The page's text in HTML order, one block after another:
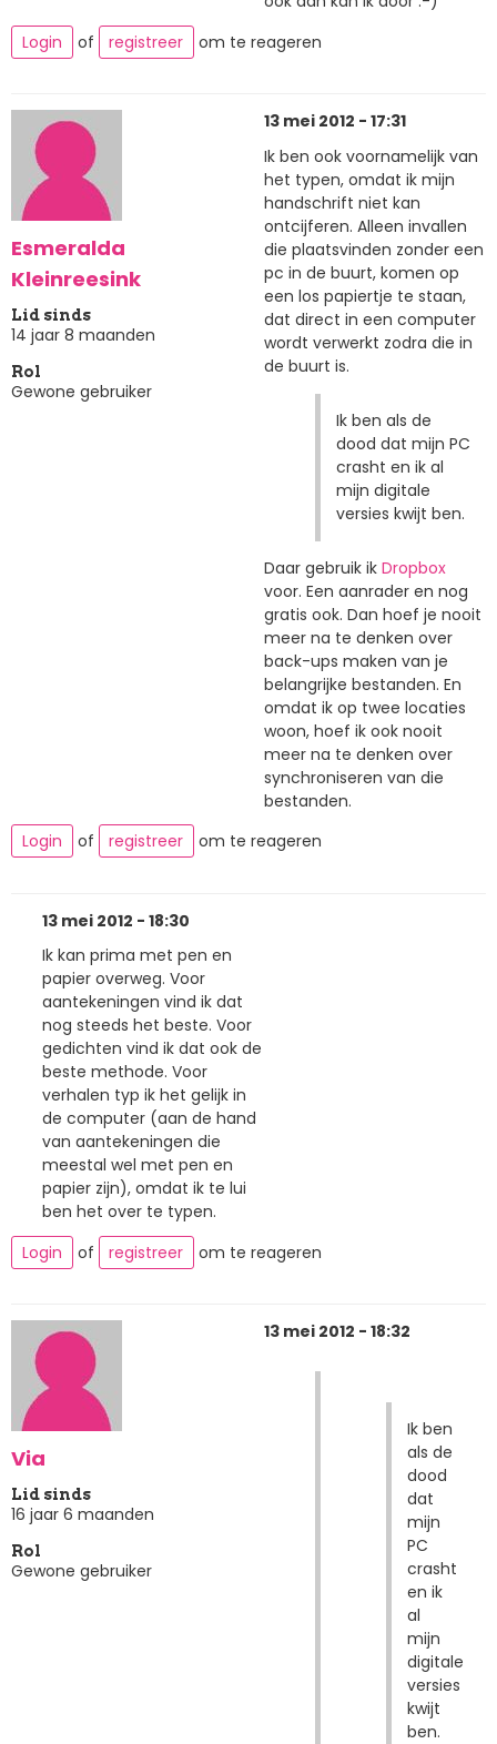
Login
of registreer om te reageren
Esmeralda
Kleinreesink
Lid sinds
14 jaar 8 maanden
Rol
Gewone gebruiker
13 mei 2012 - 17:31
Ik ben ook voornamelijk van
het typen, omdat ik mijn
handschrift niet kan
ontcijferen. Alleen invallen
die plaatsvinden zonder een
pc in de buurt, komen op
een los papiertje te staan,
dat direct in een computer
wordt verwerkt zodra die in
de buurt is.
Ik ben als de
dood dat mijn PC
crasht en ik al
mijn digitale
versies kwijt ben.
Daar gebruik ik Dropbox
voor. Een aanrader en nog
gratis ook. Dan hoef je nooit
meer na te denken over
back-ups maken van je
belangrijke bestanden. En
omdat ik op twee locaties
woon, hoef ik ook nooit
meer na te denken over
synchroniseren van die
bestanden.
Login
of registreer om te reageren
13 mei 2012 - 18:30
Ik kan prima met pen en
papier overweg. Voor
aantekeningen vind ik dat
nog steeds het beste. Voor
gedichten vind ik dat ook de
beste methode. Voor
verhalen typ ik het gelijk in
de computer (aan de hand
van aantekeningen die
meestal wel met pen en
papier zijn), omdat ik te lui
ben het over te typen.
Login
of registreer om te reageren
Via
Lid sinds
16 jaar 6 maanden
Rol
Gewone gebruiker
13 mei 2012 - 18:32
Ik ben
als de
dood
dat
mijn
PC
crasht
en ik
al
mijn
digitale
versies
kwijt
ben.